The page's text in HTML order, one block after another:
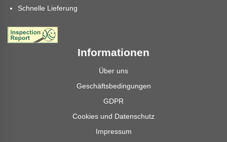
Schnelle Lieferung
Informationen
Über uns
Geschäftsbedingungen
GDPR
Cookies und Datenschutz
Impressum